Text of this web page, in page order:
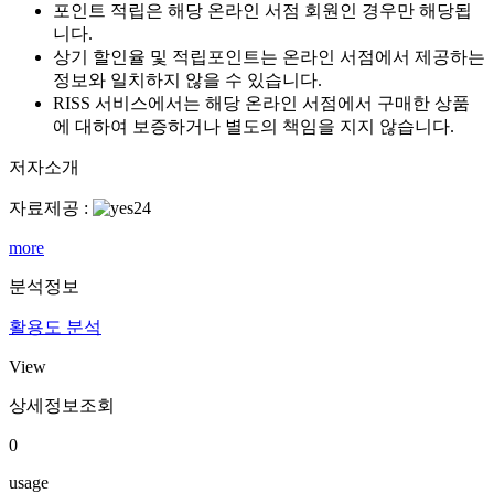
포인트 적립은 해당 온라인 서점 회원인 경우만 해당됩
니다.
상기 할인율 및 적립포인트는 온라인 서점에서 제공하는
정보와 일치하지 않을 수 있습니다.
RISS 서비스에서는 해당 온라인 서점에서 구매한 상품
에 대하여 보증하거나 별도의 책임을 지지 않습니다.
저자소개
자료제공 :
more
분석정보
활용도 분석
View
상세정보조회
0
usage